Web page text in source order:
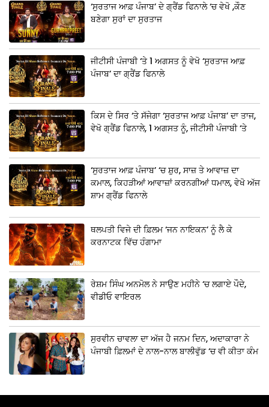
‘ਸੁਰਤਾਜ ਆਫ਼ ਪੰਜਾਬ’ ਦੇ ਗ੍ਰੈਂਡ ਫਿਨਾਲੇ ‘ਚ ਵੇਖੋ ,ਕੌਣ
ਬਣੇਗਾ ਸੁਰਾਂ ਦਾ ਸੁਰਤਾਜ
ਜੀਟੀਸੀ ਪੰਜਾਬੀ ‘ਤੇ 1 ਅਗਸਤ ਨੂੰ ਵੇਖੋ ‘ਸੁਰਤਾਜ ਆਫ਼
ਪੰਜਾਬ’ ਦਾ ਗ੍ਰੈਂਡ ਫਿਨਾਲੇ
ਕਿਸ ਦੇ ਸਿਰ ‘ਤੇ ਸੱਜੇਗਾ ‘ਸੁਰਤਾਜ ਆਫ਼ ਪੰਜਾਬ’ ਦਾ ਤਾਜ,
ਵੇਖੋ ਗ੍ਰੈਂਡ ਫਿਨਾਲੇ, 1 ਅਗਸਤ ਨੂੰ, ਜੀਟੀਸੀ ਪੰਜਾਬੀ ‘ਤੇ
‘ਸੁਰਤਾਜ ਆਫ਼ ਪੰਜਾਬ’ ‘ਚ ਸ਼ੁਰ, ਸਾਜ਼ ਤੇ ਆਵਾਜ਼ ਦਾ
ਕਮਾਲ, ਕਿਹੜੀਆਂ ਆਵਾਜ਼ਾਂ ਕਰਨਗੀਆਂ ਧਮਾਲ, ਵੇਖੋ ਅੱਜ
ਸ਼ਾਮ ਗ੍ਰੈਂਡ ਫਿਨਾਲੇ
ਥਲਪਤੀ ਵਿਜੇ ਦੀ ਫ਼ਿਲਮ ‘ਜਨ ਨਾਇਕਨ’ ਨੂੰ ਲੈ ਕੇ
ਕਰਨਾਟਕ ਵਿੱਚ ਹੰਗਾਮਾ
ਰੇਸ਼ਮ ਸਿੰਘ ਅਨਮੋਲ ਨੇ ਸਾਉਣ ਮਹੀਨੇ ‘ਚ ਲਗਾਏ ਪੌਦੇ,
ਵੀਡੀਓ ਵਾਇਰਲ
ਸੁਰਵੀਨ ਚਾਵਲਾ ਦਾ ਅੱਜ ਹੈ ਜਨਮ ਦਿਨ, ਅਦਾਕਾਰਾ ਨੇ
ਪੰਜਾਬੀ ਫ਼ਿਲਮਾਂ ਦੇ ਨਾਲ-ਨਾਲ ਬਾਲੀਵੁੱਡ ‘ਚ ਵੀ ਕੀਤਾ ਕੰਮ